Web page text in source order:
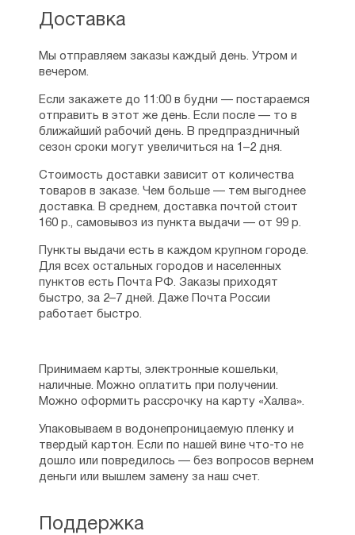
голову лезут, когда раздражение, возмущение
тропарь Воскресению. Помогает. Единственное,
хотелось бы знать, от каких конкретно икон
нашла информацию.
Рейтинг:
15.11.2024
Бутылочка достаточно большая, хватает
надолго, даже если помазываться каждый день.
Крепкая, крышка плотно закручивается, масло
не проливается даже если носить в сумке. Запах
лёгкий яблочный, не пахнет жирным. Масло
хорошо впитывается, не оставляет следов, не
вызывает раздражения, неприятных ощущений.
Мажу, когда мысли тревожные или дурные в
хотелось бы знать, от каких конкретно икон
освящено масло, очень интересно. Нигде не
нашла информацию.
Рейтинг:
Светлана
25.01.2025
масло от гроба господня,мне оно очень
помогает,я его пью,я принимаю психотропные
Поддержка
Доставка
Мы отправляем заказы каждый день. Утром и
вечером.
Если закажете до 11:00 в будни — постараемся
отправить в этот же день. Если после — то в
ближайший рабочий день. В предпраздничный
сезон сроки могут увеличиться на 1–2 дня.
Стоимость доставки зависит от количества
товаров в заказе. Чем больше — тем выгоднее
доставка. В среднем, доставка почтой стоит
160 р., самовывоз из пункта выдачи — от 99 р.
Пункты выдачи есть в каждом крупном городе.
Для всех остальных городов и населенных
пунктов есть Почта РФ. Заказы приходят
быстро, за 2–7 дней. Даже Почта России
работает быстро.
Принимаем карты, электронные кошельки,
наличные. Можно оплатить при получении.
Можно оформить рассрочку на карту «Халва».
Упаковываем в водонепроницаемую пленку и
твердый картон. Если по нашей вине что-то не
дошло или повредилось — без вопросов вернем
деньги или вышлем замену за наш счет.